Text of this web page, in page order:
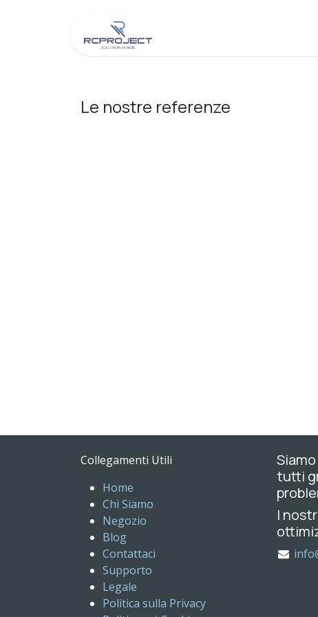
Le nostre referenze
Collegamenti Utili
Home
Chi Siamo
Negozio
Blog
Contattaci
Supporto
Legale
Politica sulla Privacy
tutti
I